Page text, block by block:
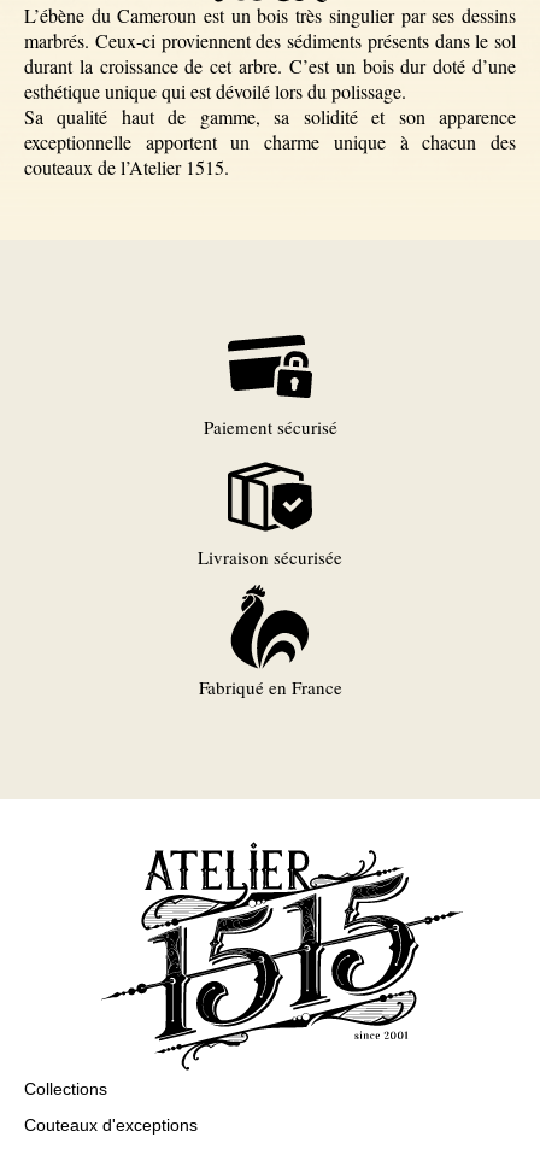
L’ébène du Cameroun est un bois très singulier par ses dessins
marbrés. Ceux-ci proviennent des sédiments présents dans le sol
durant la croissance de cet arbre. C’est un bois dur doté d’une
esthétique unique qui est dévoilé lors du polissage.
Sa qualité haut de gamme, sa solidité et son apparence
exceptionnelle apportent un charme unique à chacun des
couteaux de l’Atelier 1515.
Paiement sécurisé
Livraison sécurisée
Fabriqué en France
Collections
Couteaux d'exceptions